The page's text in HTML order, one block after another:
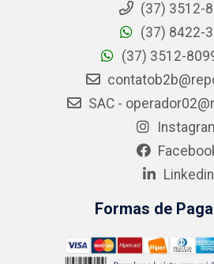
(37) 3512-
(37) 8422-
(37) 3512-
SAC -
Linkedin
Formas de